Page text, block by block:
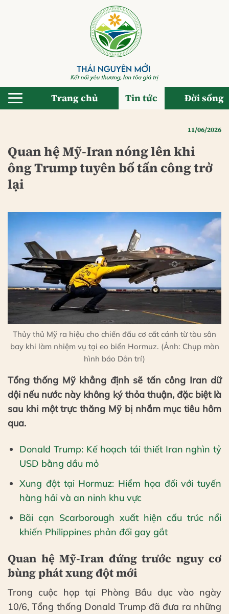
Trang chủ Tin tức Đời sống
11/06/2026
Quan hệ Mỹ-Iran nóng lên khi
ông Trump tuyên bố tấn công trở
lại
Thủy thủ Mỹ ra hiệu cho chiến đấu cơ cất cánh từ tàu sân
bay khi làm nhiệm vụ tại eo biển Hormuz. (Ảnh: Chụp màn
hình báo Dân trí)
Tổng thống Mỹ khẳng định sẽ tấn công Iran dữ
dội nếu nước này không ký thỏa thuận, đặc biệt là
sau khi một trực thăng Mỹ bị nhắm mục tiêu hôm
qua.
Donald Trump: Kế hoạch tái thiết Iran nghìn tỷ
USD bằng dầu mỏ
Xung đột tại Hormuz: Hiểm họa đối với tuyến
hàng hải và an ninh khu vực
Bãi cạn Scarborough xuất hiện cấu trúc nổi
khiến Philippines phản đối gay gắt
Quan hệ Mỹ-Iran đứng trước nguy cơ
bùng phát xung đột mới
Trong cuộc họp tại Phòng Bầu dục vào ngày
10/6, Tổng thống Donald Trump đã đưa ra những